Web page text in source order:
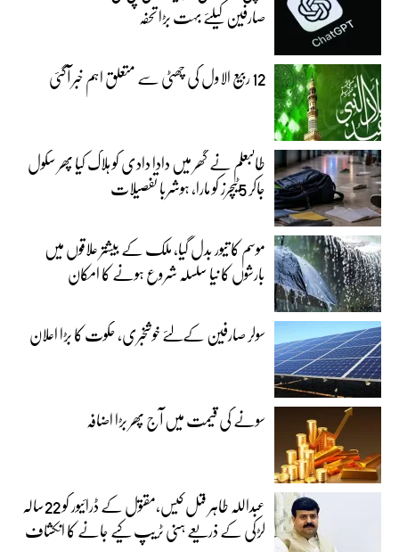
صارفین کیلئے بہت بڑا تحفہ
12 ربیع الاول کی چھٹی سے متعلق اہم خبر آگئی
طالبعلم نے گھر میں دادا دادی کو ہلاک کیا پھر سکول
جاکر 5ٹیچرز کو مارا، ہوشربا تفصیلات
موسم کا تیور بدل گیا، ملک کے بیشتر علاقوں میں
بارشوں کا نیا سلسلہ شروع ہونے کا امکان
سولر صارفین کےلئے خوشخبری، حکوت کا بڑا اعلان
سونے کی قیمت میں آج پھر بڑا اضافہ
عبداللہ طاہر قتل کیس،مقتول کے ڈرائیور کو 22سالہ
لڑکی کے ذریعے ہنی ٹریپ کیے جانے کا انکشاف